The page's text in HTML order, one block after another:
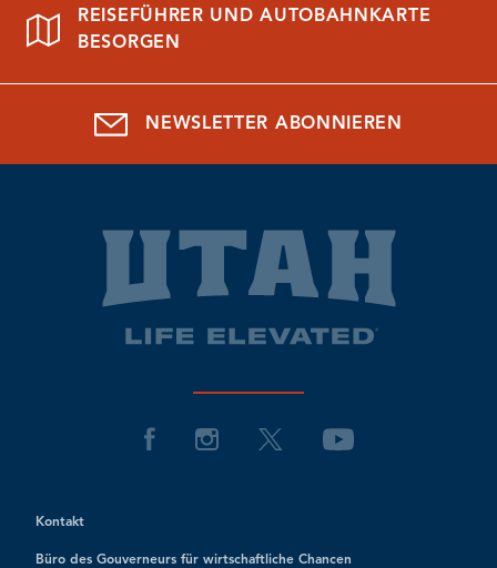
REISEFÜHRER UND AUTOBAHNKARTE
BESORGEN
NEWSLETTER ABONNIEREN
Kontakt
Büro des Gouverneurs für wirtschaftliche Chancen